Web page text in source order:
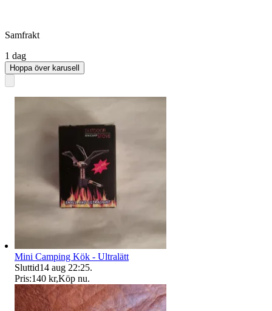
Samfrakt
1 dag
Hoppa över karusell
Mini Camping Kök - Ultralätt
Sluttid14 aug 22:25.
Pris:140 kr,Köp nu.